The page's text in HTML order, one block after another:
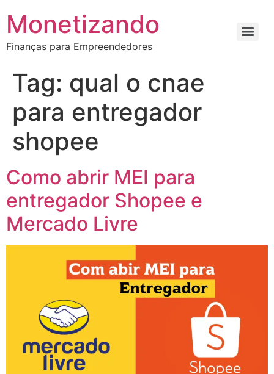
Monetizando
Finanças para Empreendedores
Tag: qual o cnae
para entregador
shopee
Como abrir MEI para
entregador Shopee e
Mercado Livre